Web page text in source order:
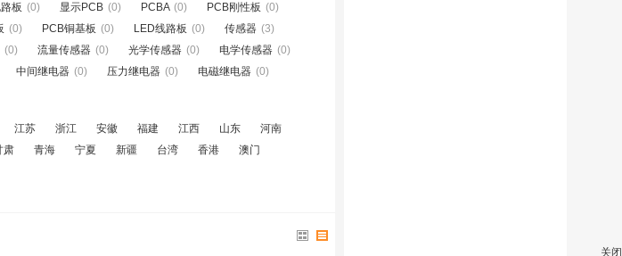
板 (0) 显示PCB (0) PCBA (0) PCB刚性板 (0)
(0) PCB铜基板 (0) LED线路板 (0) 传感器 (3)
(0) 流量传感器 (0) 光学传感器 (0) 电学传感器 (0)
中间继电器 (0) 压力继电器 (0) 电磁继电器 (0)
江苏 浙江 安徽 福建 江西 山东
河南
肃 青海 宁夏 新疆 台湾 香港 澳门
关闭